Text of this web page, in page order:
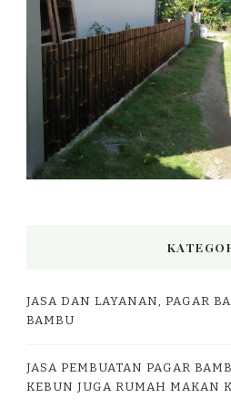
JASA DAN LAYANAN, PAGAR
BAMBU
JASA PEMBUATAN PAGAR
KEBUN JUGA RUMAH MAKAN